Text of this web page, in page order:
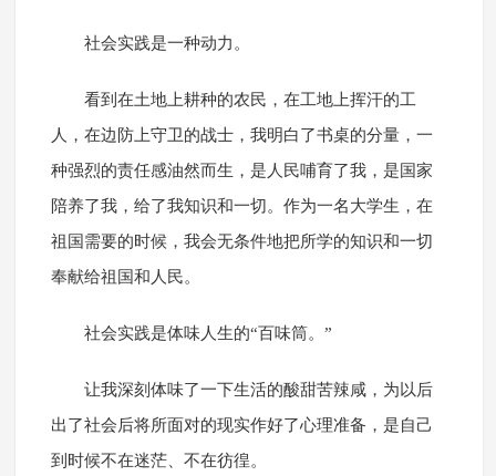
社会实践是一种动力。
看到在土地上耕种的农民，在工地上挥汗的工
人，在边防上守卫的战士，我明白了书桌的分量，一
种强烈的责任感油然而生，是人民哺育了我，是国家
陪养了我，给了我知识和一切。作为一名大学生，在
祖国需要的时候，我会无条件地把所学的知识和一切
奉献给祖国和人民。
社会实践是体味人生的“百味筒。”
让我深刻体味了一下生活的酸甜苦辣咸，为以后
出了社会后将所面对的现实作好了心理准备，是自己
到时候不在迷茫、不在彷徨。